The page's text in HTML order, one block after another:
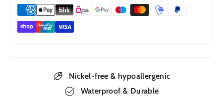
Nickel-free & hypoallergenic
Waterproof & Durable